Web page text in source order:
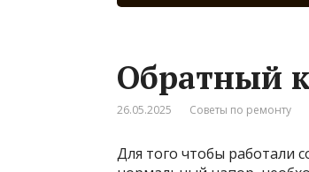
Обратный
26.05.2025 Советы по ремонту
Для того чтобы работали